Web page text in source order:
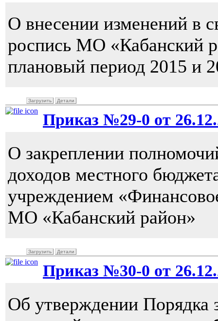
О внесении изменений в
роспись МО «Кабанский
плановый период 2015 и
Загрузить Детали
Приказ №29-0 от
О закреплении
доходов местного
учреждением
МО «Кабанский район»
Загрузить Детали
Приказ №30-0 от
Об утверждении Порядка